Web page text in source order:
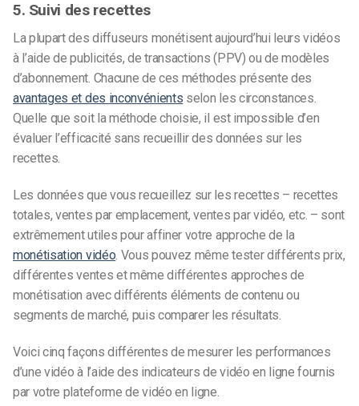
5. Suivi des recettes
La plupart des diffuseurs monétisent aujourd’hui leurs vidéos
à l’aide de publicités, de transactions (PPV) ou de modèles
d’abonnement. Chacune de ces méthodes présente des
avantages et des inconvénients selon les circonstances.
Quelle que soit la méthode choisie, il est impossible d’en
évaluer l’efficacité sans recueillir des données sur les
recettes.
Les données que vous recueillez sur les recettes – recettes
totales, ventes par emplacement, ventes par vidéo, etc. – sont
extrêmement utiles pour affiner votre approche de la
monétisation vidéo. Vous pouvez même tester différents prix,
différentes ventes et même différentes approches de
monétisation avec différents éléments de contenu ou
segments de marché, puis comparer les résultats.
Voici cinq façons différentes de mesurer les performances
d’une vidéo à l’aide des indicateurs de vidéo en ligne fournis
par votre plateforme de vidéo en ligne.